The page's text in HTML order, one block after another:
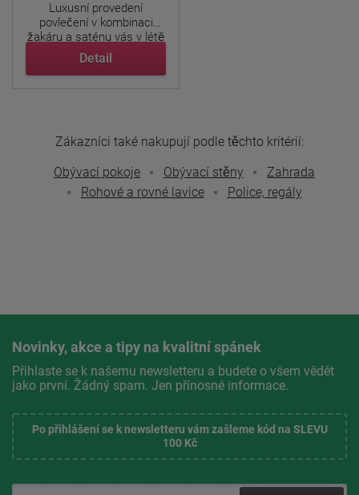
Luxusní provedení
povlečení v kombinaci
žakáru a saténu vás v létě
...
Detail
Zákazníci také nakupují podle těchto kritérií:
Obývací pokoje
Obývací stěny
Zahrada
Rohové a rovné lavice
Police, regály
Novinky, akce a tipy na kvalitní spánek
Přihlaste se k našemu newsletteru a budete o všem vědět
jako první. Žádný spam. Jen přínosné informace.
Po přihlášení se k newsletteru vám zašleme kód na SLEVU
100 Kč